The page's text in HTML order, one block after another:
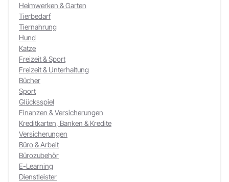
Heimwerken & Garten
Tierbedarf
Tiernahrung
Hund
Katze
Freizeit & Sport
Freizeit & Unterhaltung
Bücher
Sport
Glücksspiel
Finanzen & Versicherungen
Kreditkarten, Banken & Kredite
Versicherungen
Büro & Arbeit
Bürozubehör
E-Learning
Dienstleister